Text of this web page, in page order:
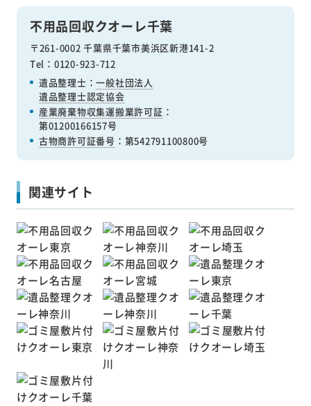
不用品回収クオーレ千葉
〒261-0002 千葉県千葉市美浜区新港141-2
Tel：0120-923-712
遺品整理士：一般社団法人
遺品整理士認定協会
産業廃棄物収集運搬業許可証 ：
第01200166157号
古物商許可証番号 ：第542791100800号
関連サイト